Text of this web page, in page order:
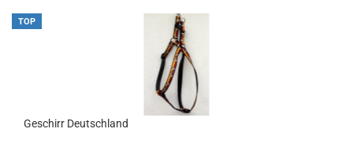
TOP
Geschirr Deutschland